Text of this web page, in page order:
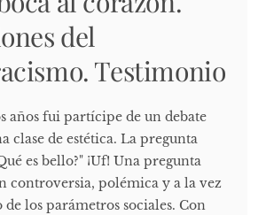
del
Testimonio
años fui partícipe de un debate
clase de estética. La pregunta
es bello?" ¡Uf! Una pregunta
controversia, polémica y a la vez
los parámetros sociales. Con